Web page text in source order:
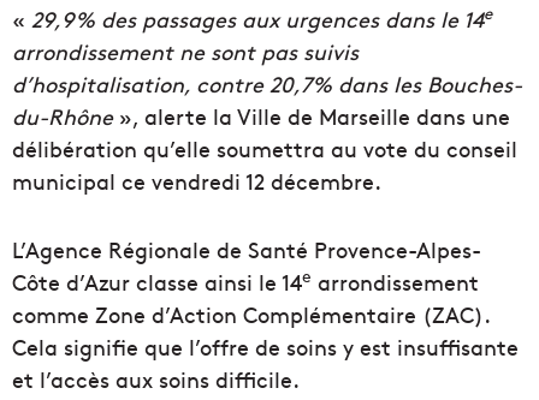
« 29,9% des passages aux urgences dans le 14e
arrondissement ne sont pas suivis
d’hospitalisation, contre 20,7% dans les Bouches-
du-Rhône», alerte la Ville de Marseille dans une
délibération qu’elle soumettra au vote du conseil
municipal ce vendredi 12 décembre.
L’Agence Régionale de Santé Provence-Alpes-
Côte d’Azur classe ainsi le 14e arrondissement
comme Zone d’Action Complémentaire (ZAC).
Cela signifie que l’offre de soins y est insuffisante
et l’accès aux soins difficile.